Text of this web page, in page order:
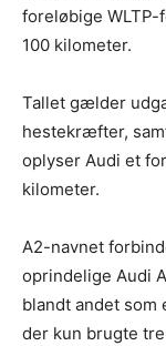
foreløbige WLTP-
100 kilometer.
Tallet gælder
hestekræfter,
oplyser Audi et
kilometer.
A2-navnet
oprindelige Audi
blandt andet
der kun brugte